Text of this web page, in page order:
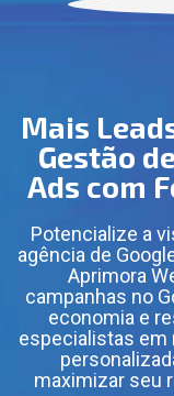
Mais
Gestão
Ads com
Potencialize a
agência de
Aprimora
campanhas no
economia e
especialistas em
maximizar seu